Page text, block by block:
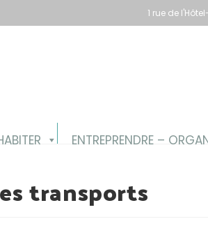
1 rue de
ENTREPRENDRE –
transports